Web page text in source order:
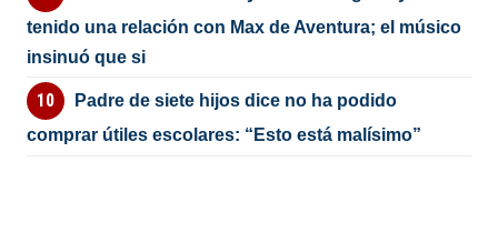
tenido una relación con Max de Aventura; el músico
insinuó que si
Padre de siete hijos dice no ha podido
comprar útiles escolares: “Esto está malísimo”